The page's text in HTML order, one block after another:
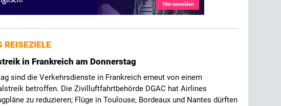
REISEZIELE
in Frankreich am Donnerstag
sind die Verkehrsdienste in Frankreich erneut von einem
betroffen. Die Zivilluftfahrtbehörde DGAC hat Airlines
zu reduzieren; Flüge in Toulouse, Bordeaux und Nantes dürften